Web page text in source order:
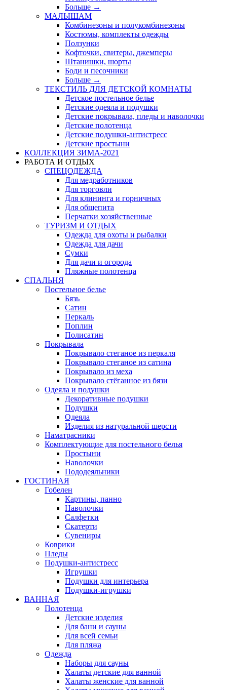
Больше →
МАЛЫШАМ
Комбинезоны и полукомбинезоны
Костюмы, комплекты одежды
Ползунки
Кофточки, свитеры, джемперы
Штанишки, шорты
Боди и песочники
Больше →
ТЕКСТИЛЬ ДЛЯ ДЕТСКОЙ КОМНАТЫ
Детское постельное белье
Детские одеяла и подушки
Детские покрывала, пледы и наволочки
Детские полотенца
Детские подушки-антистресс
Детские простыни
КОЛЛЕКЦИЯ ЗИМА-2021
РАБОТА И ОТДЫХ
СПЕЦОДЕЖДА
Для медработников
Для торговли
Для клининга и горничных
Для общепита
Перчатки хозяйственные
ТУРИЗМ И ОТДЫХ
Одежда для охоты и рыбалки
Одежда для дачи
Сумки
Для дачи и огорода
Пляжные полотенца
СПАЛЬНЯ
Постельное белье
Бязь
Сатин
Перкаль
Поплин
Полисатин
Покрывала
Покрывало стеганое из перкаля
Покрывало стеганое из сатина
Покрывало из меха
Покрывало стёганное из бязи
Одеяла и подушки
Декоративные подушки
Подушки
Одеяла
Изделия из натуральной шерсти
Наматраcники
Комплектующие для постельного белья
Простыни
Наволочки
Пододеяльники
ГОСТИНАЯ
Гобелен
Картины, панно
Наволочки
Салфетки
Скатерти
Сувениры
Коврики
Пледы
Подушки-антистресс
Игрушки
Подушки для интерьера
Подушки-игрушки
ВАННАЯ
Полотенца
Детские изделия
Для бани и сауны
Для всей семьи
Для пляжа
Одежда
Наборы для сауны
Халаты детские для ванной
Халаты женские для ванной